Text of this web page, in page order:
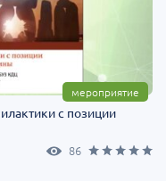
мероприятие
с позиции
86